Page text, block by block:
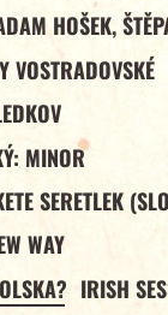
HOŠEK,
VOSTRADOVSKÉ
MINOR
SERETLEK
WAY
IRISH